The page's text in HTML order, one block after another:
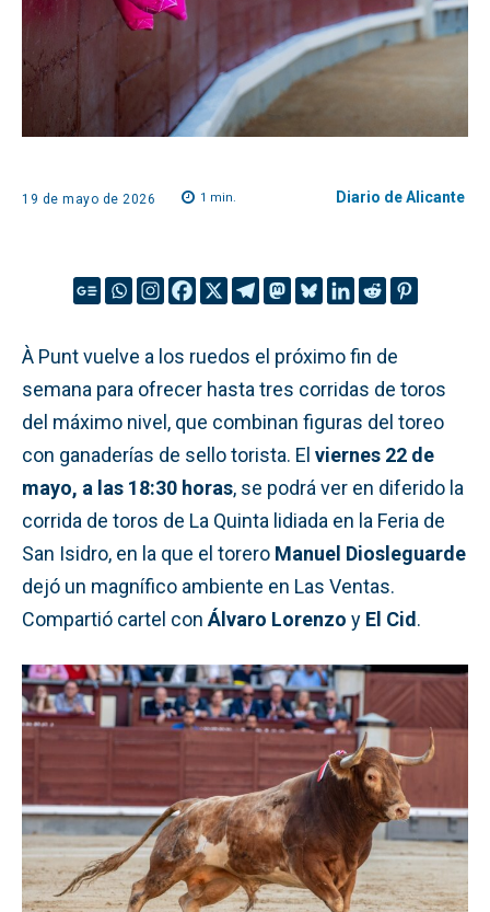
19 de mayo de 2026 1 min. Diario de Alicante
À Punt vuelve a los ruedos el próximo fin de
semana para ofrecer hasta tres corridas de toros
del máximo nivel, que combinan figuras del toreo
con ganaderías de sello torista. El viernes 22 de
mayo, a las 18:30 horas, se podrá ver en diferido la
corrida de toros de La Quinta lidiada en la Feria de
San Isidro, en la que el torero Manuel Diosleguarde
dejó un magnífico ambiente en Las Ventas.
Compartió cartel con Álvaro Lorenzo y El Cid.